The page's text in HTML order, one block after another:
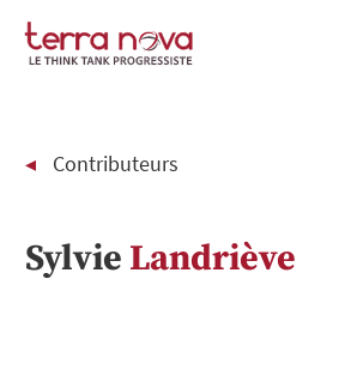
Contributeurs
Sylvie Landriève